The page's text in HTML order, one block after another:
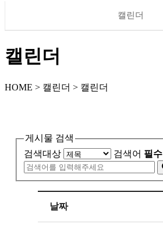
캘린더
캘린더
HOME > 캘린더 > 캘린더
게시물 검색
검색대상
검색어 필수
날짜